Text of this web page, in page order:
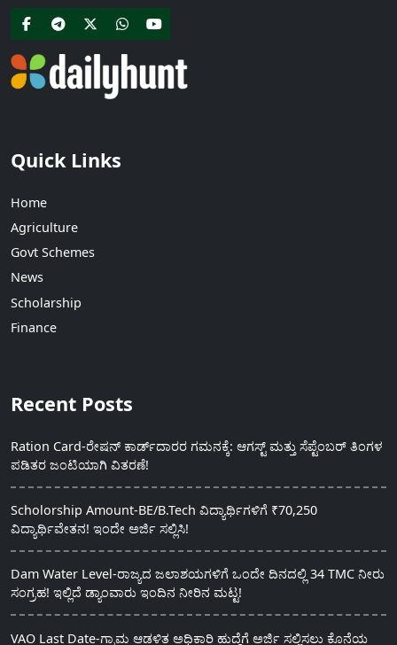
Quick Links
Home
Agriculture
Govt Schemes
News
Scholarship
Finance
Recent Posts
Ration Card-ರೇಷನ್ ಕಾರ್ಡ್‍ದಾರರ ಗಮನಕ್ಕೆ: ಆಗಸ್ಟ್ ಮತ್ತು ಸೆಪ್ಟೆಂಬರ್ ತಿಂಗಳ
ಪಡಿತರ ಜಂಟಿಯಾಗಿ ವಿತರಣೆ!
Scholorship Amount-BE/B.Tech ವಿದ್ಯಾರ್ಥಿಗಳಿಗೆ ₹70,250
ವಿದ್ಯಾರ್ಥಿವೇತನ! ಇಂದೇ ಅರ್ಜಿ ಸಲ್ಲಿಸಿ!
Dam Water Level-ರಾಜ್ಯದ ಜಲಾಶಯಗಳಿಗೆ ಒಂದೇ ದಿನದಲ್ಲಿ 34 TMC ನೀರು
ಸಂಗ್ರಹ! ಇಲ್ಲಿದೆ ಡ್ಯಾಂವಾರು ಇಂದಿನ ನೀರಿನ ಮಟ್ಟ!
VAO Last Date-ಗ್ರಾಮ ಆಡಳಿತ ಅಧಿಕಾರಿ ಹುದ್ದೆಗೆ ಅರ್ಜಿ ಸಲ್ಲಿಸಲು ಕೊನೆಯ